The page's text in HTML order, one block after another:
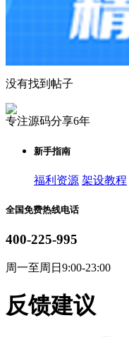
没有找到帖子
专注源码分享6年
新手指南
福利资源 架设教程
全国免费热线电话
400-225-995
周一至周日9:00-23:00
反馈建议